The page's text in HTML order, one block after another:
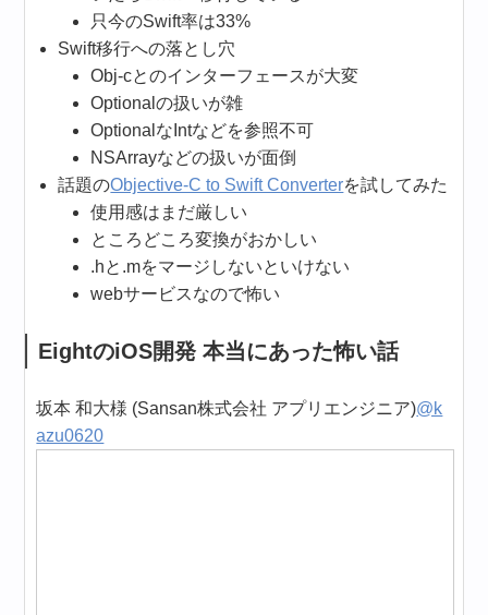
只今のSwift率は33%
Swift移行への落とし穴
Obj-cとのインターフェースが大変
Optionalの扱いが雑
OptionalなIntなどを参照不可
NSArrayなどの扱いが面倒
話題のObjective-C to Swift Converterを試してみた
使用感はまだ厳しい
ところどころ変換がおかしい
.hと.mをマージしないといけない
webサービスなので怖い
EightのiOS開発 本当にあった怖い話
坂本 和大様 (Sansan株式会社 アプリエンジニア)@k
azu0620